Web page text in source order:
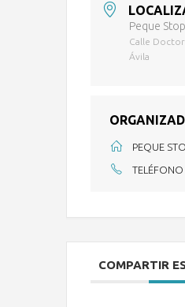
Peque Stop
Calle
Ávila
PEQUE
TELÉFONO
COMPARTIR